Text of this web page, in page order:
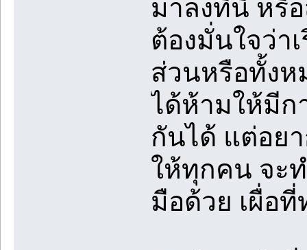
มาลงที่นี่ หรื
ต้องมั่นใจว่า
ส่วนหรือทั้งห
ได้ห้ามให้มีก
กันได้ แต่อยา
ให้ทุกคน จะ
มือด้วย เผื่อ